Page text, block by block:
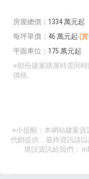
房屋總價
1334 萬元起
每坪單價
46 萬元起(
平面車位
175 萬元起
※部份建案購屋時需同
價格。
※小提醒：本網站建案資
代銷提供，最終資訊請
堪誤資訊給我們：